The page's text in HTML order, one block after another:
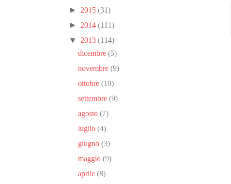
► 2015 (31)
► 2014 (111)
▼ 2013 (114)
dicembre(5)
novembre(9)
ottobre(10)
settembre(9)
agosto(7)
luglio(4)
giugno(3)
maggio(9)
aprile(8)